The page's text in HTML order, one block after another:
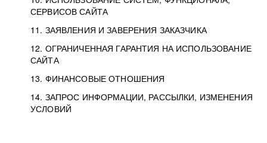
СЕРВИСОВ САЙТА
11. ЗАЯВЛЕНИЯ И ЗАВЕРЕНИЯ ЗАКАЗЧИКА
12. ОГРАНИЧЕННАЯ ГАРАНТИЯ НА ИСПОЛЬЗОВАНИЕ
САЙТА
13. ФИНАНСОВЫЕ ОТНОШЕНИЯ
14. ЗАПРОС ИНФОРМАЦИИ, РАССЫЛКИ, ИЗМЕНЕНИЯ
УСЛОВИЙ